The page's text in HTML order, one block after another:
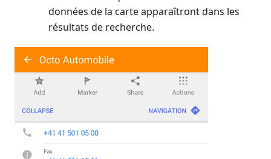
données de la carte apparaîtront dans les
résultats de recherche.